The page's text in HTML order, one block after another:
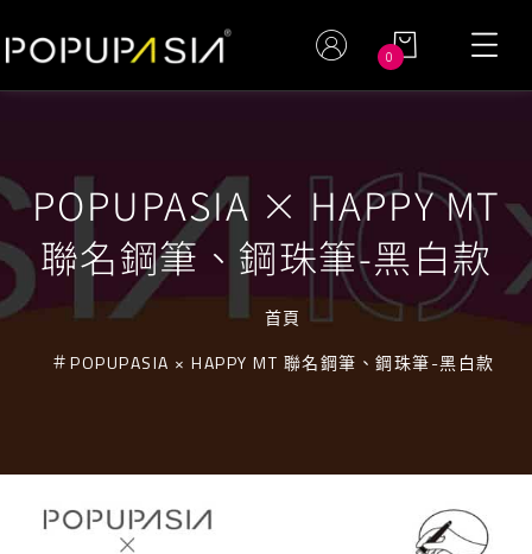
0
POPUPASIA × HAPPY MT
聯名鋼筆、鋼珠筆-黑白款
首頁
POPUPASIA × HAPPY MT 聯名鋼筆、鋼珠筆-黑白款